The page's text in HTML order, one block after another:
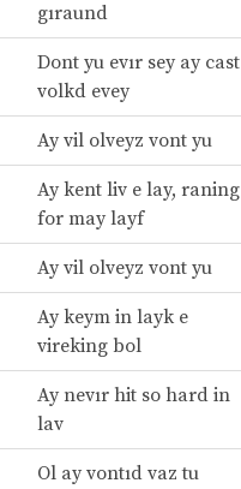
gıraund
Dont yu evır sey ay cast
volkd evey
Ay vil olveyz vont yu
Ay kent liv e lay, raning
for may layf
Ay vil olveyz vont yu
Ay keym in layk e
vireking bol
Ay nevır hit so hard in
lav
Ol ay vontıd vaz tu